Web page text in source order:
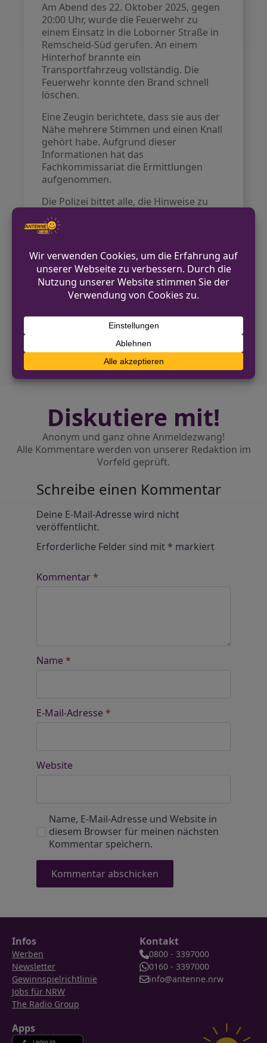
Am Abend des 22. Oktober 2025, gegen
20:00 Uhr, wurde die Feuerwehr zu
einem Einsatz in die Loborner Straße in
Remscheid-Süd gerufen. An einem
Hinterhof brannte ein
Transportfahrzeug vollständig. Die
Feuerwehr konnte den Brand schnell
löschen.
Eine Zeugin berichtete, dass sie aus der
Nähe mehrere Stimmen und einen Knall
gehört habe. Aufgrund dieser
Informationen hat das
Fachkommissariat die Ermittlungen
aufgenommen.
Die Polizei bittet alle, die Hinweise zu
dem Vorfall geben können, sich zu
melden.
VORHERIGER BEITRAG
Brand mit hohem Sachschaden in
Wuppertal-Langerfeld
Werkzeugdiebe brechen drei Transporter in
Velen-Ramsdorf auf
Diskutiere mit!
Anonym und ganz ohne Anmeldezwang!
Alle Kommentare werden von unserer Redaktion im
Vorfeld geprüft.
Schreibe einen Kommentar
Deine E-Mail-Adresse wird nicht
veröffentlicht.
Erforderliche Felder sind mit* markiert
Kommentar*
Name *
E-Mail-Adresse *
Website
Name, E-Mail-Adresse und Website in
diesem Browser für meinen nächsten
Kommentar speichern.
Infos
Werben
Newsletter
Gewinnspielrichtlinie
Jobs für NRW
The Radio Group
Kontakt
0800 - 3397000
0160 - 3397000
info@antenne.nrw
Apps